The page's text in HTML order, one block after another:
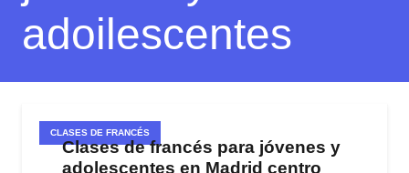
adoilescentes
CLASES DE FRANCÉS
Clases de francés para jóvenes y
adolescentes en Madrid centro